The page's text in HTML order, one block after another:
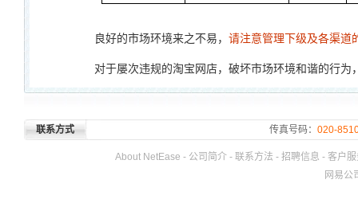
良好的市场环境来之不易， 请注意管理下级及各渠道
对于屡次违规的淘宝网店，破坏市场环境和谐的行为
联系方式 传真号码： 020-
About NetEase - 公司简介 - 联系方法 - 招聘信息 - 客户
网易公